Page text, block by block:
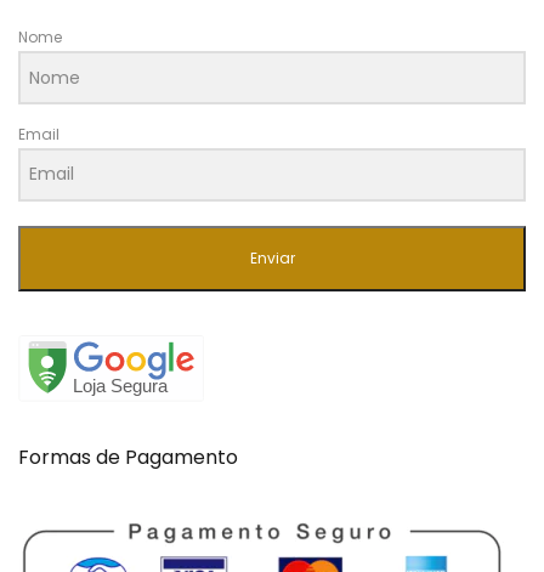
Nome
Email
Enviar
Formas de Pagamento